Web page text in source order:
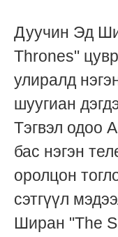
Дуучин Эд
Thrones"
улиралд
шуугиан
Тэгвэл одоо
бас нэгэн
оролцон
сэтгүүл
Ширан "The